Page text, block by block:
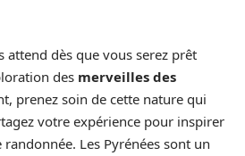
attend dès que vous serez prêt
des merveilles des
prenez soin de cette nature qui
votre expérience pour inspirer
randonnée. Les Pyrénées sont un